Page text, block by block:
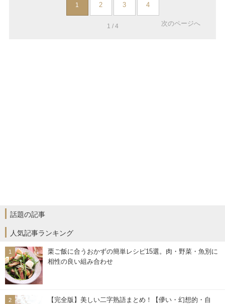
1 2 3 4
1 / 4 次のページへ
話題の記事
人気記事ランキング
栗ご飯に合うおかずの簡単レシピ15選。肉・野菜・魚別に
相性の良い組み合わせ
【完全版】美しい二字熟語まとめ！【儚い・幻想的・自